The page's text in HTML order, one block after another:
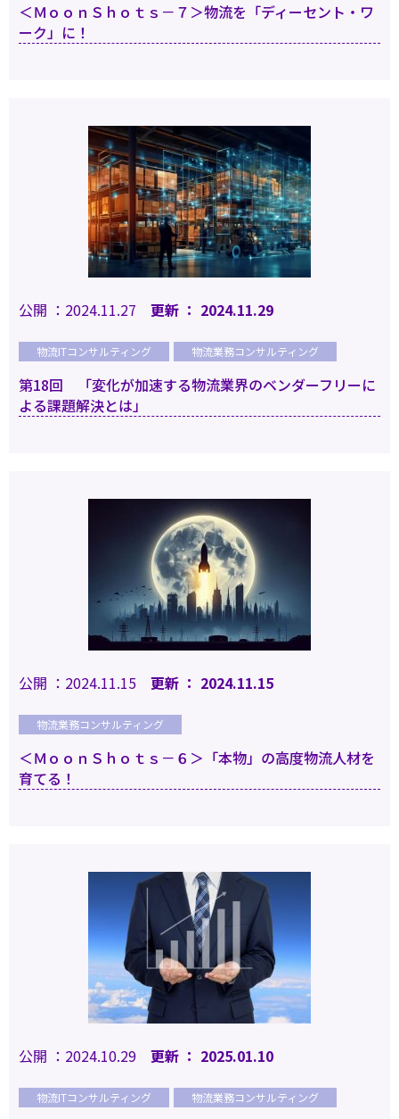
＜ＭｏｏｎＳｈｏｔｓ－７＞物流を「ディーセント・ワ
ーク」に！
公開 ：2024.11.27 更新 ： 2024.11.29
物流ITコンサルティング 物流業務コンサルティング
第18回 「変化が加速する物流業界のベンダーフリーに
よる課題解決とは」
公開 ：2024.11.15 更新 ： 2024.11.15
物流業務コンサルティング
＜ＭｏｏｎＳｈｏｔｓ－６＞「本物」の高度物流人材を
育てる！
公開 ：2024.10.29 更新 ： 2025.01.10
物流ITコンサルティング 物流業務コンサルティング